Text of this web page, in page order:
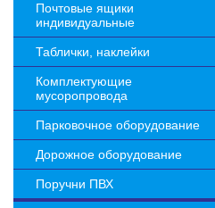
Почтовые ящики
индивидуальные
Таблички, наклейки
Комплектующие
мусоропровода
Парковочное оборудование
Дорожное оборудование
Поручни ПВХ